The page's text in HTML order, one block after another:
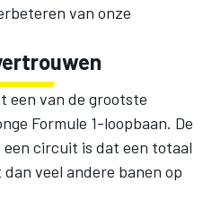
van onze
een van de grootste
Formule 1-loopbaan. De
circuit is dat een totaal
veel andere banen op